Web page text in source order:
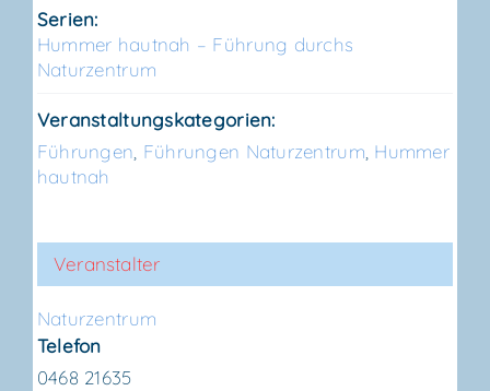
Serien:
Hum­mer haut­nah – Füh­rung durchs
Naturzentrum
Veranstaltungskategorien:
Führungen Führungen Naturzentrum Hummer
hautnah
Veranstalter
Natur­zen­trum
Telefon
0468 21635